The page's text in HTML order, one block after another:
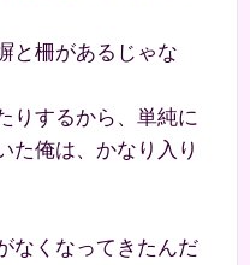
と柵があるじゃな
りするから、単純に
た俺は、かなり入り
なくなってきたんだ